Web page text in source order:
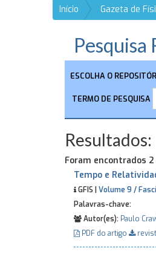
Início Gazeta de
ESCOLHA O
TERMO DE PESQUISA
Resultados:
Foram encontrados
Tempo e
GFIS | Volume 9 /
Palavras-chave:
Autor(es): Paulo
PDF do artigo